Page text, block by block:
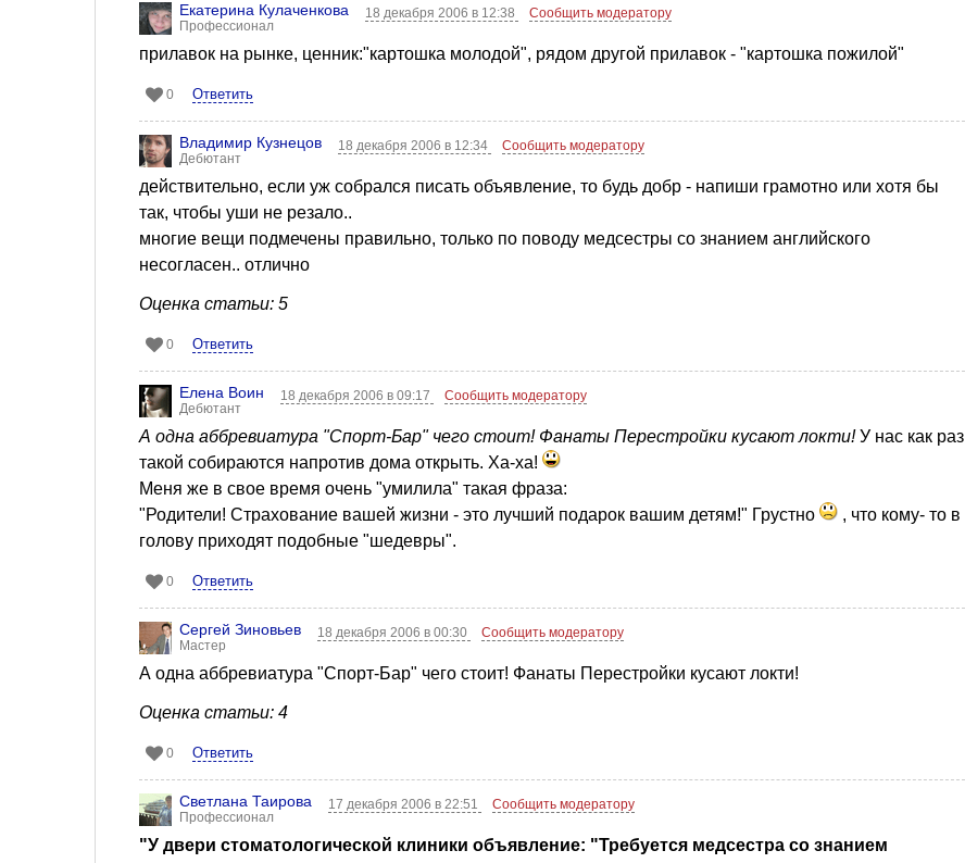
Екатерина Кулаченкова
Профессионал
18 декабря 2006 в 12:38 Сообщить модератору
прилавок на рынке, ценник:"картошка молодой", рядом другой прилавок - "картошка пожилой"
0 Ответить
Владимир Кузнецов
Дебютант
18 декабря 2006 в 12:34 Сообщить модератору
действительно, если уж собрался писать объявление, то будь добр - напиши грамотно или хотя бы
так, чтобы уши не резало..
многие вещи подмечены правильно, только по поводу медсестры со знанием английского
несогласен.. отлично
Оценка статьи: 5
0 Ответить
Елена Воин
Дебютант
18 декабря 2006 в 09:17 Сообщить модератору
А одна аббревиатура "Спорт-Бар" чего стоит! Фанаты Перестройки кусают локти!У нас как раз
такой собираются напротив дома открыть. Ха-ха!
Меня же в свое время очень "умилила" такая фраза:
"Родители! Страхование вашей жизни - это лучший подарок вашим детям!" Грустно
, что кому- то в
голову приходят подобные "шедевры".
0 Ответить
Сергей Зиновьев
Мастер
18 декабря 2006 в 00:30 Сообщить модератору
А одна аббревиатура "Спорт-Бар" чего стоит! Фанаты Перестройки кусают локти!
Оценка статьи: 4
0 Ответить
Светлана Таирова
Профессионал
17 декабря 2006 в 22:51 Сообщить модератору
"У двери стоматологической клиники объявление: "Требуется медсестра со знанием